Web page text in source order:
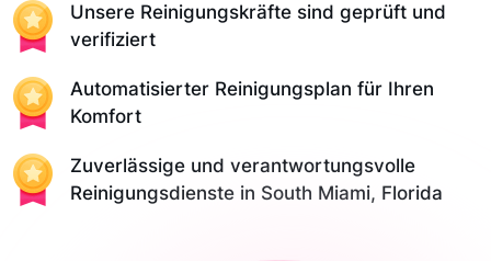
Unsere Reinigungskräfte sind geprüft und
verifiziert
Automatisierter Reinigungsplan für Ihren
Komfort
Zuverlässige und verantwortungsvolle
Reinigungsdienste in South Miami, Florida